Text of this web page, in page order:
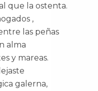
que la ostenta.
,
las peñas
alma
y mareas.
galerna,